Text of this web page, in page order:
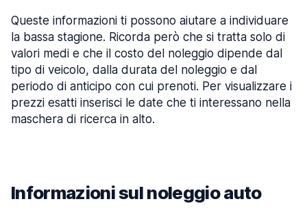
Queste informazioni ti possono aiutare a individuare
la bassa stagione. Ricorda però che si tratta solo di
valori medi e che il costo del noleggio dipende dal
tipo di veicolo, dalla durata del noleggio e dal
periodo di anticipo con cui prenoti. Per visualizzare i
prezzi esatti inserisci le date che ti interessano nella
maschera di ricerca in alto.
Informazioni sul noleggio auto